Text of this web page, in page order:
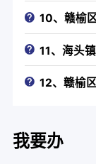
11、海头
我要办